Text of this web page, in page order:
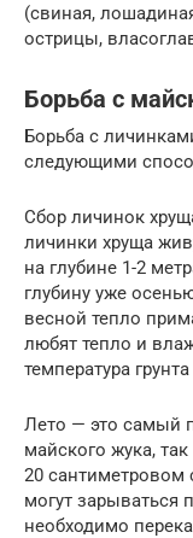
(свиная,
острицы,
Борьба с
Борьба с
следующими
Сбор личинок
личинки хруща
на глубине 1-2
глубину уже
весной тепло
любят тепло и
температура
Лето — это самый
майского жука,
20 сантиметровом
могут зарываться
необходимо